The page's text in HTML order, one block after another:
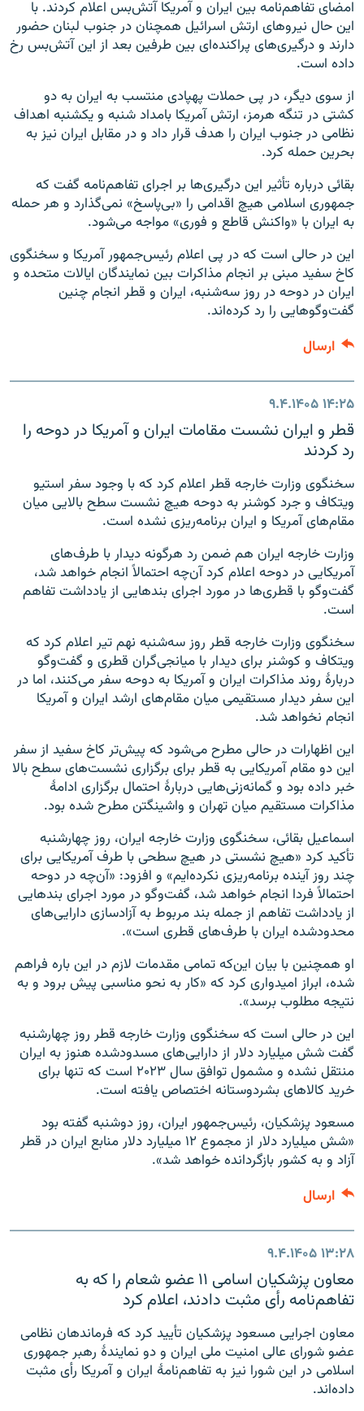
امضای تفاهم‌نامه بین ایران و آمریکا آتش‌بس اعلام کردند. با
این حال نیروهای ارتش اسرائیل همچنان در جنوب لبنان حضور
دارند و درگیری‌های پراکنده‌ای بین طرفین بعد از این آتش‌بس رخ
داده است.
از سوی دیگر، در پی حملات پهپادی منتسب به ایران به دو
کشتی در تنگه هرمز، ارتش آمریکا بامداد شنبه و یکشنبه اهداف
نظامی در جنوب ایران را هدف قرار داد و در مقابل ایران نیز به
بحرین حمله کرد.
بقائی درباره تأثیر این درگیری‌ها بر اجرای تفاهم‌نامه گفت که
جمهوری اسلامی هیچ اقدامی را «بی‌پاسخ» نمی‌گذارد و هر حمله
به ایران با «واکنش قاطع و فوری» مواجه می‌شود.
این در حالی است که در پی اعلام رئیس‌جمهور آمریکا و سخنگوی
کاخ سفید مبنی بر انجام مذاکرات بین نمایندگان ایالات متحده و
ایران در دوحه در روز سه‌شنبه، ایران و قطر انجام چنین
گفت‌وگوهایی را رد کرده‌اند.
ارسال
۱۴:۲۵۹.۴.۱۴۰۵
قطر و ایران نشست مقامات ایران و آمریکا در دوحه را
رد کردند
سخنگوی وزارت خارجه قطر اعلام کرد که با وجود سفر استیو
ویتکاف و جرد کوشنر به دوحه هیچ نشست سطح بالایی میان
مقام‌های آمریکا و ایران برنامه‌ریزی نشده است.
وزارت خارجه ایران هم ضمن رد هرگونه دیدار با طرف‌های
آمریکایی در دوحه اعلام کرد آن‌چه احتمالاً انجام خواهد شد،
گفت‌وگو با قطری‌ها در مورد اجرای بندهایی از یادداشت تفاهم
است.
سخنگوی وزارت خارجه قطر روز سه‌شنبه نهم تیر اعلام کرد که
ویتکاف و کوشنر برای دیدار با میانجی‌گران قطری و گفت‌وگو
دربارهٔ روند مذاکرات ایران و آمریکا به دوحه سفر می‌کنند، اما در
این سفر دیدار مستقیمی میان مقام‌های ارشد ایران و آمریکا
انجام نخواهد شد.
این اظهارات در حالی مطرح می‌شود که پیش‌تر کاخ سفید از سفر
این دو مقام آمریکایی به قطر برای برگزاری نشست‌های سطح بالا
خبر داده بود و گمانه‌زنی‌هایی دربارهٔ احتمال برگزاری ادامهٔ
مذاکرات مستقیم میان تهران و واشینگتن مطرح شده بود.
اسماعیل بقائی، سخنگوی وزارت خارجه ایران، روز چهارشنبه
تأکید کرد «هیچ نشستی در هیچ سطحی با طرف آمریکایی برای
چند روز آینده برنامه‌ریزی نکرده‌ایم» و افزود: «آن‌چه در دوحه
احتمالاً فردا انجام خواهد شد، گفت‌وگو در مورد اجرای بندهایی
از یادداشت تفاهم از جمله بند مربوط به آزادسازی دارایی‌های
محدودشده ایران با طرف‌های قطری است».
او همچنین با بیان این‌که تمامی مقدمات لازم در این باره فراهم
شده، ابراز امیدواری کرد که «کار به نحو مناسبی پیش برود و به
نتیجه مطلوب برسد».
این در حالی است که سخنگوی وزارت خارجه قطر روز چهارشنبه
گفت شش میلیارد دلار از دارایی‌های مسدودشده هنوز به ایران
منتقل نشده و مشمول توافق سال ۲۰۲۳ است که تنها برای
خرید کالاهای بشردوستانه اختصاص یافته است.
مسعود پزشکیان، رئیس‌جمهور ایران، روز دوشنبه گفته بود
«شش میلیارد دلار از مجموع ۱۲ میلیارد دلار منابع ایران در قطر
آزاد و به کشور بازگردانده خواهد شد».
ارسال
۱۳:۲۸۹.۴.۱۴۰۵
معاون پزشکیان اسامی ۱۱ عضو شعام را که به
تفاهم‌نامه رأی مثبت دادند، اعلام کرد
معاون اجرایی مسعود پزشکیان تأیید کرد که فرماندهان نظامی
عضو شورای عالی امنیت ملی ایران و دو نمایندهٔ رهبر جمهوری
اسلامی در این شورا نیز به تفاهم‌نامهٔ ایران و آمریکا رأی مثبت
داده‌اند.